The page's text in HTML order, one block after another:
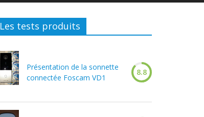
Les tests produits
Présentation de la sonnette
connectée Foscam VD1
8.8